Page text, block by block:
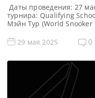
Даты проведения: 27
турнира: Qualifying
Мэйн Тур (World
Лестер, Англия,
будет разыграно восемь
получат место в Мэйн
29 мая 2025 0